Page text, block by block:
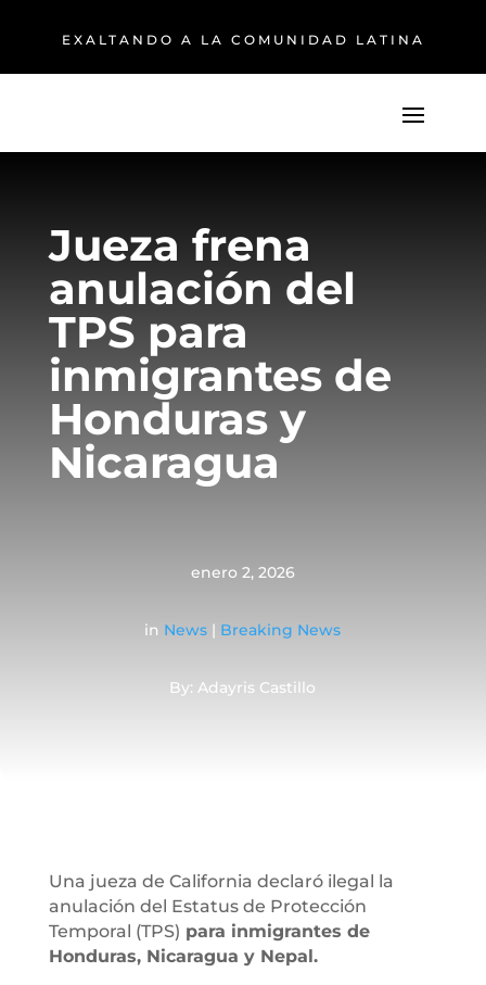
EXALTANDO A LA COMUNIDAD LATINA
Jueza frena
anulación del
TPS para
inmigrantes de
Honduras y
Nicaragua
enero 2, 2026
in News | Breaking News
By: Adayris Castillo
Una jueza de California declaró ilegal la
anulación del Estatus de Protección
Temporal (TPS) para inmigrantes de
Honduras, Nicaragua y Nepal.